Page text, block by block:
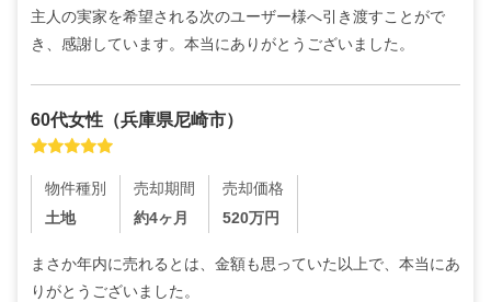
主人の実家を希望される次のユーザー様へ引き渡すことがで
き、感謝しています。本当にありがとうございました。
60代女性 （兵庫県尼崎市）
物件種別
土地
売却期間
約4ヶ月
売却価格
520万円
まさか年内に売れるとは、金額も思っていた以上で、本当にあ
りがとうございました。